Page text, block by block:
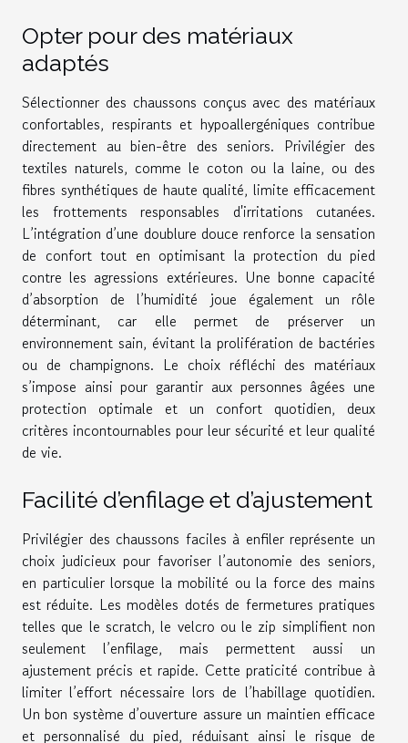
Opter pour des matériaux
adaptés
Sélectionner des chaussons conçus avec des matériaux
confortables, respirants et hypoallergéniques contribue
directement au bien-être des seniors. Privilégier des
textiles naturels, comme le coton ou la laine, ou des
fibres synthétiques de haute qualité, limite efficacement
les frottements responsables d'irritations cutanées.
L’intégration d’une doublure douce renforce la sensation
de confort tout en optimisant la protection du pied
contre les agressions extérieures. Une bonne capacité
d’absorption de l’humidité joue également un rôle
déterminant, car elle permet de préserver un
environnement sain, évitant la prolifération de bactéries
ou de champignons. Le choix réfléchi des matériaux
s’impose ainsi pour garantir aux personnes âgées une
protection optimale et un confort quotidien, deux
critères incontournables pour leur sécurité et leur qualité
de vie.
Facilité d’enfilage et d’ajustement
Privilégier des chaussons faciles à enfiler représente un
choix judicieux pour favoriser l’autonomie des seniors,
en particulier lorsque la mobilité ou la force des mains
est réduite. Les modèles dotés de fermetures pratiques
telles que le scratch, le velcro ou le zip simplifient non
seulement l’enfilage, mais permettent aussi un
ajustement précis et rapide. Cette praticité contribue à
limiter l’effort nécessaire lors de l’habillage quotidien.
Un bon système d’ouverture assure un maintien efficace
et personnalisé du pied, réduisant ainsi le risque de